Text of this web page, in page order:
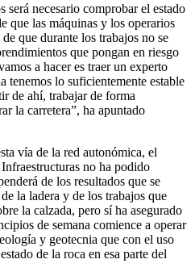
será necesario comprobar el estado
que las máquinas y los operarios
que durante los trabajos no se
que pongan en riesgo
a hacer es traer un experto
tenemos lo suficientemente estable
de ahí, trabajar de forma
la carretera”, ha apuntado
vía de la red autonómica, el
no ha podido
de los resultados que se
la ladera y de los trabajos que
la calzada, pero sí ha asegurado
de semana comience a operar
y geotecnia que con el uso
de la roca en esa parte del